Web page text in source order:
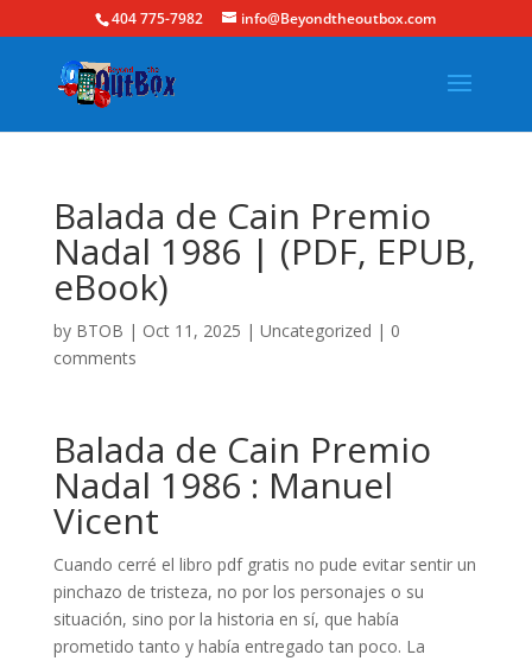
404 775-7982 info@Beyondtheoutbox.com
Balada de Cain Premio
Nadal 1986 | (PDF, EPUB,
eBook)
by BTOB | Oct 11, 2025 | Uncategorized | 0
comments
Balada de Cain Premio
Nadal 1986 : Manuel
Vicent
Cuando cerré el libro pdf gratis no pude evitar sentir un
pinchazo de tristeza, no por los personajes o su
situación, sino por la historia en sí, que había
prometido tanto y había entregado tan poco. La